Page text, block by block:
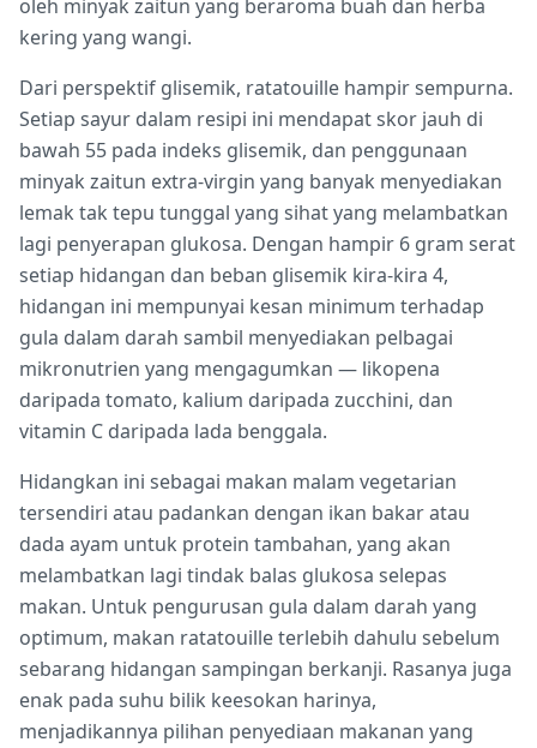
oleh minyak zaitun yang beraroma buah dan herba
kering yang wangi.
Dari perspektif glisemik, ratatouille hampir sempurna.
Setiap sayur dalam resipi ini mendapat skor jauh di
bawah 55 pada indeks glisemik, dan penggunaan
minyak zaitun extra-virgin yang banyak menyediakan
lemak tak tepu tunggal yang sihat yang melambatkan
lagi penyerapan glukosa. Dengan hampir 6 gram serat
setiap hidangan dan beban glisemik kira-kira 4,
hidangan ini mempunyai kesan minimum terhadap
gula dalam darah sambil menyediakan pelbagai
mikronutrien yang mengagumkan — likopena
daripada tomato, kalium daripada zucchini, dan
vitamin C daripada lada benggala.
Hidangkan ini sebagai makan malam vegetarian
tersendiri atau padankan dengan ikan bakar atau
dada ayam untuk protein tambahan, yang akan
melambatkan lagi tindak balas glukosa selepas
makan. Untuk pengurusan gula dalam darah yang
optimum, makan ratatouille terlebih dahulu sebelum
sebarang hidangan sampingan berkanji. Rasanya juga
enak pada suhu bilik keesokan harinya,
menjadikannya pilihan penyediaan makanan yang